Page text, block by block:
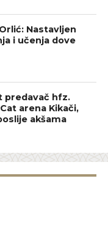
Nastavljen
i učenja dove
predavač hfz.
arena Kikači,
akšama